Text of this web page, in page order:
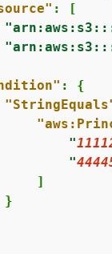
: [
: {
"
"
]
}